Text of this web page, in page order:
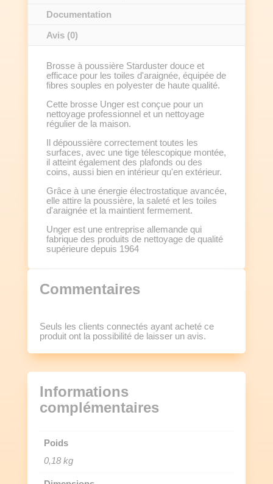
Documentation
Avis (0)
Brosse à poussière Starduster douce et
efficace pour les toiles d'araignée, équipée de
fibres souples en polyester de haute qualité.
Cette brosse Unger est conçue pour un
nettoyage professionnel et un nettoyage
régulier de la maison.
Il dépoussière correctement toutes les
surfaces, avec une tige télescopique montée,
il atteint également des plafonds ou des
coins, aussi bien en intérieur qu'en extérieur.
Grâce à une énergie électrostatique avancée,
elle attire la poussière, la saleté et les toiles
d'araignée et la maintient fermement.
Unger est une entreprise allemande qui
fabrique des produits de nettoyage de qualité
supérieure depuis 1964
Commentaires
Seuls les clients connectés ayant acheté ce
produit ont la possibilité de laisser un avis.
Informations
complémentaires
Poids
0,18 kg